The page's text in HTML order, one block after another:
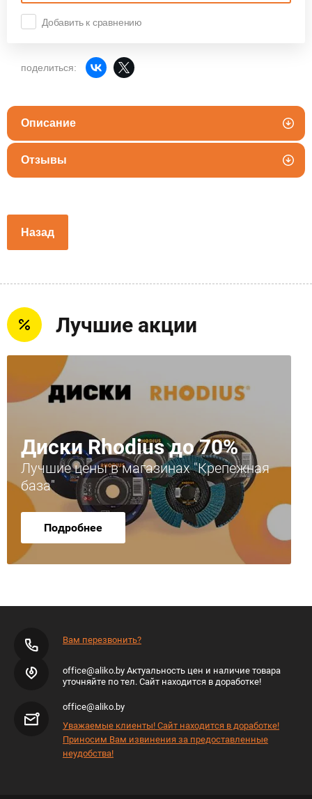
Добавить к сравнению
поделиться:
Описание
Отзывы
Назад
Лучшие акции
Диски Rhodius до 70%
Лучшие цены в магазинах "Крепежная
база"
Подробнее
Вам перезвонить?
office@aliko.by Актуальность цен и наличие товара
уточняйте по тел. Сайт находится в доработке!
office@aliko.by
Уважаемые клиенты! Сайт находится в доработке!
Приносим Вам извинения за предоставленные
неудобства!